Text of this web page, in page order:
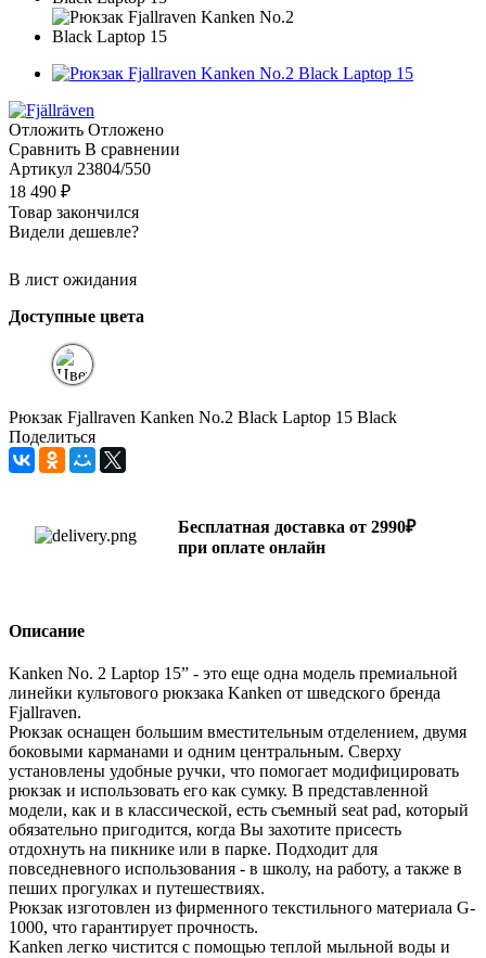
Отложить Отложено
Сравнить В сравнении
Артикул 23804/550
18 490 ₽
Товар закончился
Видели дешевле?
В лист ожидания
Доступные цвета
Рюкзак Fjallraven Kanken No.2 Black Laptop 15 Black
Поделиться
Бесплатная доставка от 2990₽
при оплате онлайн
Описание
Kanken No. 2 Laptop 15” - это еще одна модель премиальной
линейки культового рюкзака Kanken от шведского бренда
Fjallraven.
Рюкзак оснащен большим вместительным отделением, двумя
боковыми карманами и одним центральным. Сверху
установлены удобные ручки, что помогает модифицировать
рюкзак и использовать его как сумку. В представленной
модели, как и в классической, есть съемный seat pad, который
обязательно пригодится, когда Вы захотите присесть
отдохнуть на пикнике или в парке. Подходит для
повседневного использования - в школу, на работу, а также в
пеших прогулках и путешествиях.
Рюкзак изготовлен из фирменного текстильного материала G-
1000, что гарантирует прочность.
Kanken легко чистится с помощью теплой мыльной воды и